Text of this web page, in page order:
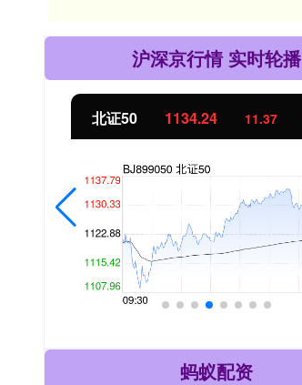
沪深京行情 实时轮播
北证50 1134.24 11.37
蚂蚁配资